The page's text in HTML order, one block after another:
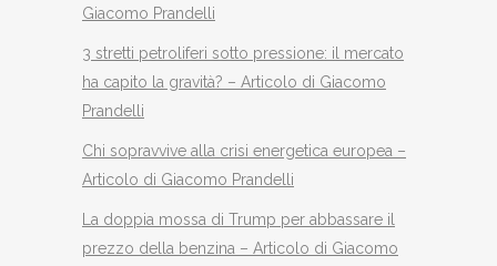
Giacomo Prandelli
3 stretti petroliferi sotto pressione: il mercato
ha capito la gravità? – Articolo di Giacomo
Prandelli
Chi sopravvive alla crisi energetica europea –
Articolo di Giacomo Prandelli
La doppia mossa di Trump per abbassare il
prezzo della benzina – Articolo di Giacomo